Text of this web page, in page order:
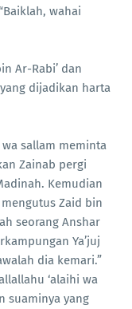
wahai
Ar-Rabi’ dan
dijadikan harta
sallam meminta
Zainab pergi
Kemudian
Zaid bin
seorang Anshar
Ya’juj
dia kemari.”
‘alaihi wa
suaminya yang